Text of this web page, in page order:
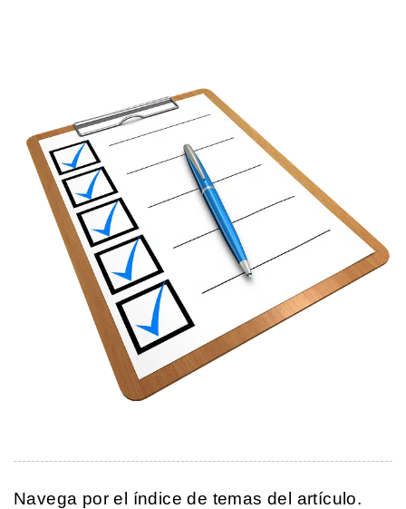
Navega por el índice de temas del artículo.